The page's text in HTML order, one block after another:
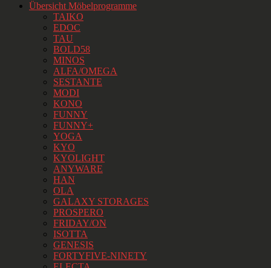
Übersicht Möbelprogramme
TAIKO
EDOC
TAU
BOLD58
MINOS
ALFA/OMEGA
SESTANTE
MODI
KONO
FUNNY
FUNNY+
YOGA
KYO
KYOLIGHT
ANYWARE
HAN
OLA
GALAXY STORAGES
PROSPERO
FRIDAY/ON
ISOTTA
GENESIS
FORTYFIVE-NINETY